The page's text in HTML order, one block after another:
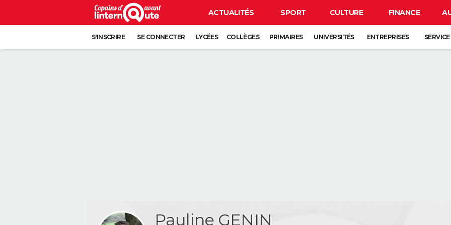
ACTUALITÉS SPORT CULTURE FINANCE
S'INSCRIRE SE CONNECTER LYCÉES COLLÈGES PRIMAIRES UNIVERSITÉS ENTREPRISES
Pauline GENIN